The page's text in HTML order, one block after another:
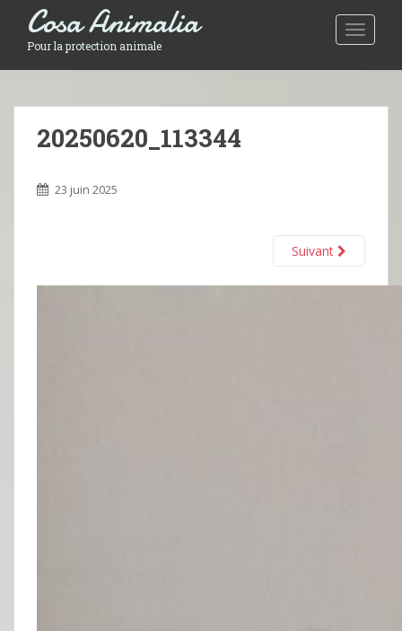
Toggle
Cosa Animalia
Pour la protection animale
20250620_113344
23 juin 2025
Suivant